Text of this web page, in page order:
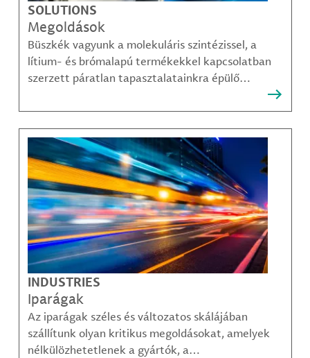
SOLUTIONS
Megoldások
Büszkék vagyunk a molekuláris szintézissel, a
lítium- és brómalapú termékekkel kapcsolatban
szerzett páratlan tapasztalatainkra épülő
legösszetettebb kihívásai is sikerrel leküzdhetők.
INDUSTRIES
Iparágak
Az iparágak széles és változatos skálájában
szállítunk olyan kritikus megoldásokat, amelyek
nélkülözhetetlenek a gyártók, a